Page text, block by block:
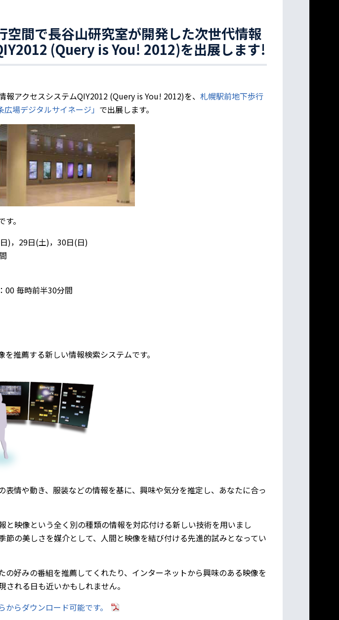
空間で長谷山研究室が開発した次世代情報
(Query is You! 2012)を出展します!
報アクセスシステムQIY2012 (Query is You! 2012)を、 札幌駅前地下歩行
場デジタルサイネージ」 で出展します。
。
)，29日(土)，30日(日)
00 毎時前半30分間
推薦する新しい情報検索システムです。
表情や動き、服装などの情報を基に、興味や気分を推定し、あなたに合っ
と映像という全く別の種類の情報を対応付ける新しい技術を用いまし
節の美しさを媒介として、人間と映像を結び付ける先進的試みとなってい
の好みの番組を推薦してくれたり、インターネットから興味のある映像を
れる日も近いかもしれません。
らダウンロード可能です。